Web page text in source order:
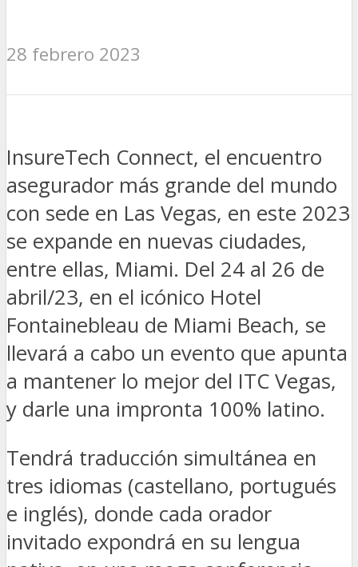
28 febrero 2023
InsureTech Connect, el encuentro
asegurador más grande del mundo
con sede en Las Vegas, en este 2023
se expande en nuevas ciudades,
entre ellas, Miami. Del 24 al 26 de
abril/23, en el icónico Hotel
Fontainebleau de Miami Beach, se
llevará a cabo un evento que apunta
a mantener lo mejor del ITC Vegas,
y darle una impronta 100% latino.
Tendrá traducción simultánea en
tres idiomas (castellano, portugués
e inglés), donde cada orador
invitado expondrá en su lengua